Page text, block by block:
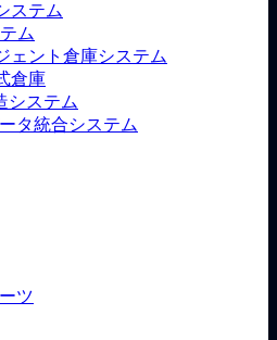
ステム
ム
ェント倉庫システム
倉庫
システム
タ統合システム
ツ